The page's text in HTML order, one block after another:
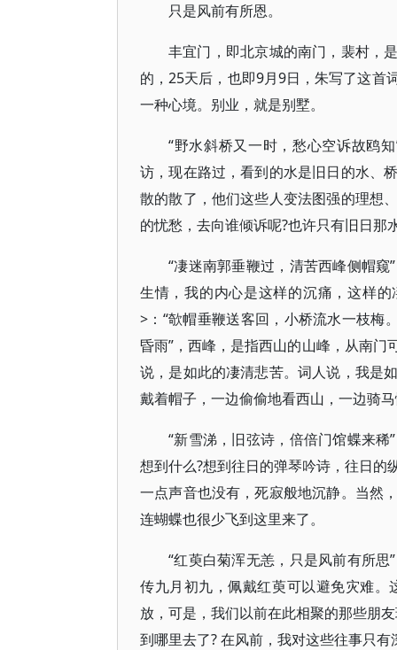
只是风前有所恩。
丰宜门，即北京城的南门，裴村，
的，25天后，也即9月9日，朱写了这首
一种心境。别业，就是别墅。
“野水斜桥又一时，愁心空诉故鸥
访，现在路过，看到的水是旧日的水、
散的散了，他们这些人变法图强的理想
的忧愁，去向谁倾诉呢?也许只有旧日那
“凄迷南郭垂鞭过，清苦西峰侧帽
生情，我的内心是这样的沉痛，这样
>：“欹帽垂鞭送客回，小桥流水一枝梅
昏雨”，西峰，是指西山的山峰，从南
说，是如此的凄清悲苦。词人说，我是
戴着帽子，一边偷偷地看西山，一边骑
“新雪涕，旧弦诗，倍倍门馆蝶来
想到什么?想到往日的弹琴吟诗，往日
一点声音也没有，死寂般地沉静。当然
连蝴蝶也很少飞到这里来了。
“红萸白菊浑无恙，只是风前有所
传九月初九，佩戴红萸可以避免灾难
放，可是，我们以前在此相聚的那些朋
到哪里去了? 在风前，我对这些往事只